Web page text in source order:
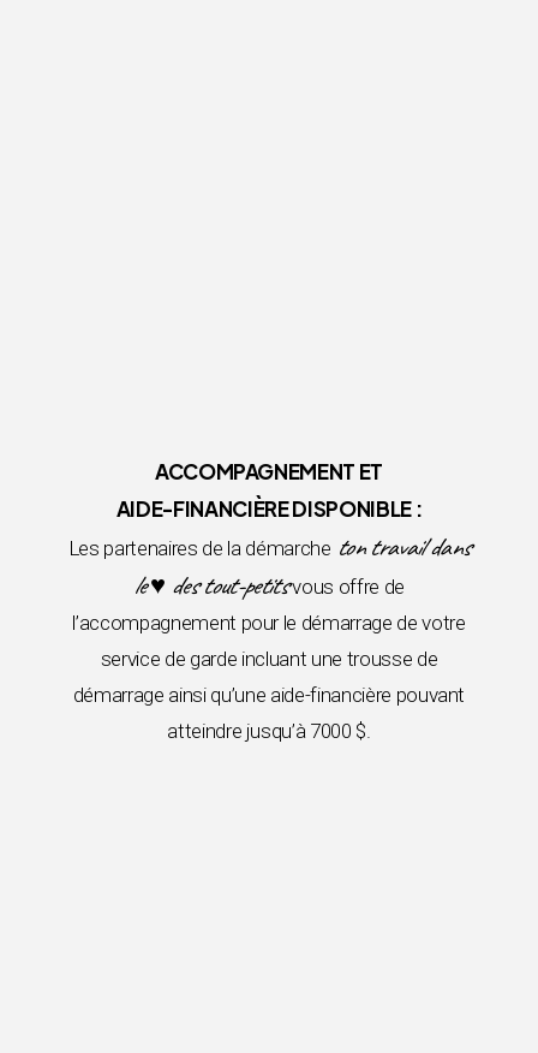
ACCOMPAGNEMENT ET
AIDE-FINANCIÈRE DISPONIBLE :
Les partenaires de la démarche ton travail dans
le ♥ des tout-petitsvous offre de
l’accompagnement pour le démarrage de votre
service de garde incluant une trousse de
démarrage ainsi qu’une aide-financière pouvant
atteindre jusqu’à 7000 $.